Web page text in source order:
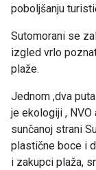
poboljšanju
Sutomorani se
izgled vrlo
plaže.
Jednom ,dva
je ekologiji , NVO
sunčanoj strani
plastične boce i
i zakupci plaža,